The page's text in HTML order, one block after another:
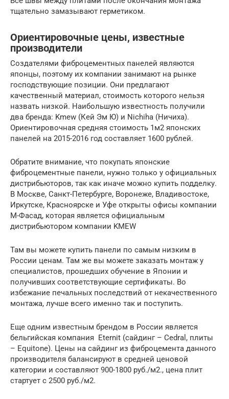
тщательно замазывают герметиком.
Ориентировочные цены, известные
производители
Создателями фиброцементных панелей являются
японцы, поэтому их компании занимают на рынке
господствующие позиции. Они предлагают
качественный материал, стоимость которого нельзя
назвать низкой. Наибольшую известность получили
два бренда: Kmew (Кей Эм Ю) и Nichiha (Ничиха).
Ориентировочная средняя стоимость 1м2 японских
панелей на 2015-2016 год составляет 1600 рублей.
Обратите внимание, что покупать японские
фиброцементные панели, нужно только у официальных
дистрибьюторов, так как иначе можно купить подделку.
В Москве, Санкт-Петербурге, Воронеже, Владивостоке,
Иркутске, Красноярске и Уфе открыты офисы компании
М-Фасад, которая является официальным
дистрибьютором компании KMEW
Там вы можете купить панели по самым низким в
России ценам. Там же вы можете заказать монтаж у
специалистов, прошедших обучение в Японии и
получивших соответствующие сертификаты. Во
избежание печальных последствий от некачественного
монтажа, лучше всего именно так и поступить.
Еще одним известным брендом в России является
бельгийская компания Eternit (сайдинг – Cedral, плиты
– Equitone). Цены на сайдинг из фиброцемента данного
производителя балансируют в средней ценовой
категории и составляют 900-1800 руб./м2., цена плит
стартует с 2500 руб./м2.